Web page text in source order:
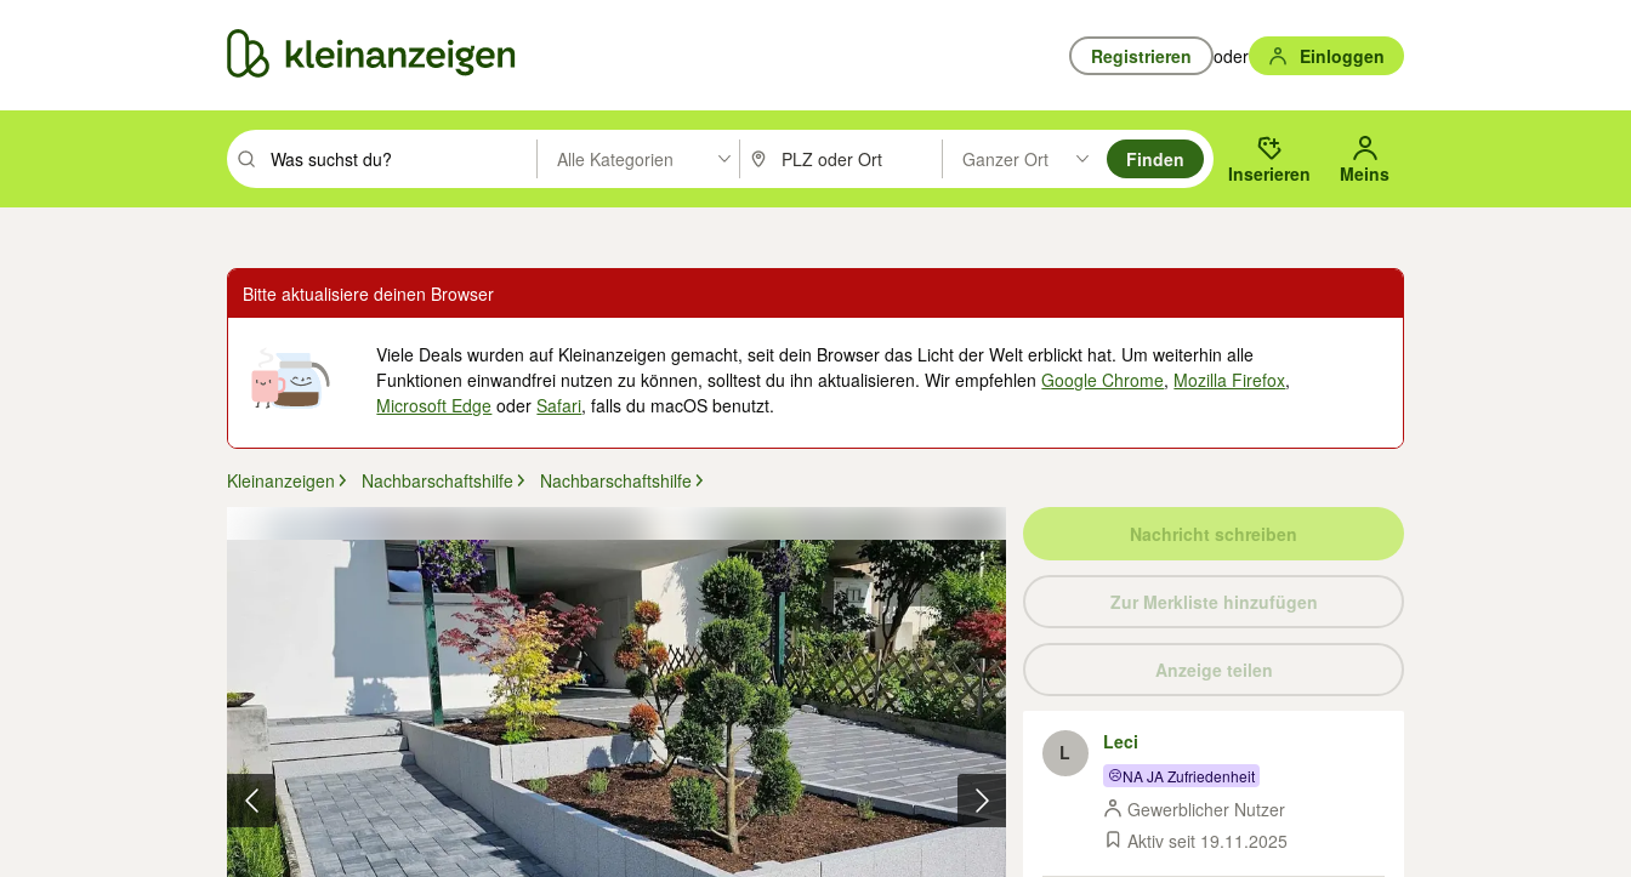
Registrieren oder Einloggen
Suchbegriff eingeben. Eingabetaste drücken um zu suchen, oder Vorschläge mit den Pfeiltasten nach oben/unten durchsuchen und mit Eingabetaste auswählen.
Alle Kategorien PLZ oder Ort eingeben. Eingabetaste drücken um zu suchen, oder Vorschläge mit den Pfeiltasten nach oben/
Ganzer Ort
Suche im Umkreis des gewählten Orts oder PLZ.
Finden
Inserieren Meins
Bitte aktualisiere deinen Browser
Viele Deals wurden auf Kleinanzeigen gemacht, seit dein Browser das Licht der Welt erblickt hat. Um weiterhin alle
Funktionen einwandfrei nutzen zu können, solltest du ihn aktualisieren. Wir empfehlenGoogle Chrome, Mozilla Firefox,
Microsoft Edge oderSafari, falls du macOS benutzt.
Kleinanzeigen Nachbarschaftshilfe Nachbarschaftshilfe
Nachricht schreiben
Zur Merkliste hinzufügen
Anzeige teilen
L Leci
NA JA Zufriedenheit
Gewerblicher Nutzer
Aktiv seit 19.11.2025